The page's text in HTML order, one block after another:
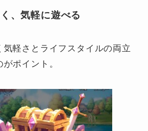
、気軽に遊べる
気軽さとライフスタイルの両立
ポイント。